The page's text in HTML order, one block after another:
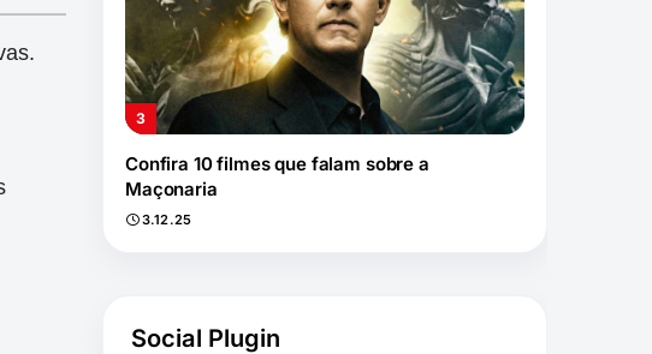
Confira 10 filmes que falam sobre a
Maçonaria
3.12.25
Social Plugin